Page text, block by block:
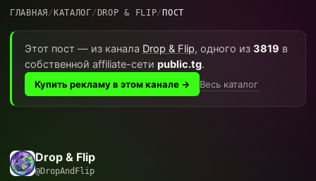
ГЛАВНАЯ / КАТАЛОГ/ DROP & FLIP/ ПОСТ
Этот пост — из канала Drop & Flip, одного из 3819 в
собственной affiliate-сети public.tg.
Купить рекламу в этом канале → Весь каталог
Drop & Flip
@DropAndFlip